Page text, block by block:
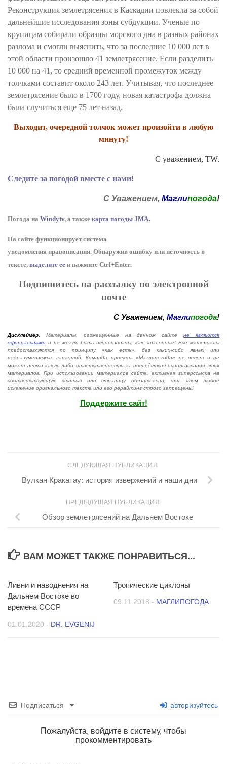
Реконструкция землетрясения в Каскадии повлекла за собой
дальнейшие исследования зоны субдукции. Ученые по
крупицам собирали образцы морского дна в разных районах
разлома и смогли выяснить, что за последние 10 000 лет в
этой области произошло 41 землетрясение. Если разделить
10 000 на 41, то средний временной промежуток между
толчками составит около 243 лет. Учитывая, что последнее
землетрясение было в 1700 году, новая катастрофа должна
была случиться еще 75 лет назад.
Выходит, очередной толчок может произойти в любую
минуту!
С уважением, TW.
Следите за погодой вместе с нами!
С Уважением, Маглипогода!
Погода на Windytv, а также карта погоды JMA.
На сайте функционирует система
уведомления правописания. Обнаружив ошибку или неточность в
тексте, выделите ее и нажмите Ctrl+Enter.
Подпишитесь на рассылку по электронной
почте
С Уважением, Маглипогода!
Дисклеймер. Материалы, размещенные на данном сайтене являются
официальными и не могут быть использованы, как эталонные! Все материалы
предоставляются по принципу «как есть», без каких-либо явных или
подразумеваемых гарантий. Команда проекта «Маглипогода» не несет и не
может нести какую-либо ответственность за последствия использования этих
материалов. При использовании материалов сайта, активная гиперссылка на
соответствующую статью или страницу обязательна, при этом любое
искажение оригнального текста или его рерайтинг строго запрещены!
Поддержите сайт!
СЛЕДУЮЩАЯ ПУБЛИКАЦИЯ
Вулкан Кракатау: история извержений и наши дни
ПРЕДЫДУЩАЯ ПУБЛИКАЦИЯ
Обзор землетрясений на Дальнем Востоке
ВАМ МОЖЕТ ТАКЖЕ ПОНРАВИТЬСЯ...
Ливни и наводнения на
Дальнем Востоке во
времена СССР
01.01.2020 - DR. EVGENIJ
Тропические циклоны
09.11.2018 - МАГЛИПОГОДА
Подписаться авторизуйтесь
Пожалуйста, войдите в систему, чтобы
прокомментировать